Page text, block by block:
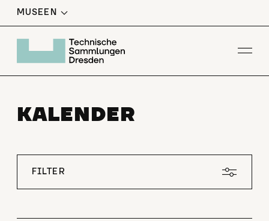
MUSEEN
KALENDER
FILTER